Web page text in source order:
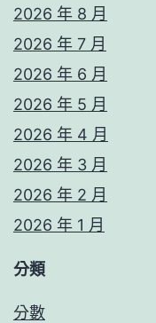
2026 年 8 月
2026 年 7 月
2026 年 6 月
2026 年 5 月
2026 年 4 月
2026 年 3 月
2026 年 2 月
2026 年 1 月
分類
分數